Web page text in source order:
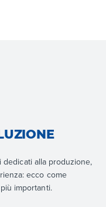
alla produzione,
ecco come
importanti.